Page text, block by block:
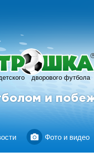
дворового футбола
R
и
Фото и видео